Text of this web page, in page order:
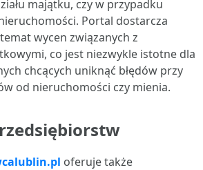
majątku, czy w przypadku
Portal dostarcza
wycen związanych z
co jest niezwykle istotne dla
chcących uniknąć błędów przy
od nieruchomości czy mienia.
oferuje także